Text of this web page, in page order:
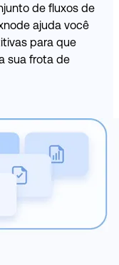
de fluxos de
ajuda você
para que
sua frota de